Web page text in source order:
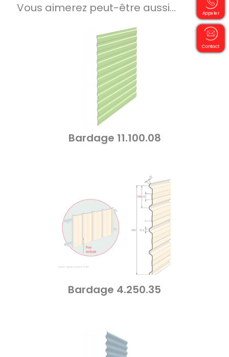
Vous aimerez peut-être aussi…
Bardage 11.100.08
Bardage 4.250.35
Appeler
Contact